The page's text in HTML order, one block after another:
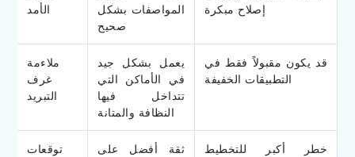
الأمد
المواصفات بشكل
صحيح
إصلاح مبكرة
ملاءمة
غرف
التبريد
يعمل بشكل جيد
في الأماكن التي
تتداخل فيها
النظافة والمتانة
قد يكون مقبولاً فقط في
التطبيقات الخفيفة
توقعات
ثقة أفضل على
خطر أكبر للتخطيط